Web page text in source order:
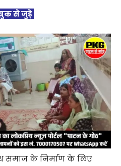
से जुड़े
समाज के निर्माण के लिए